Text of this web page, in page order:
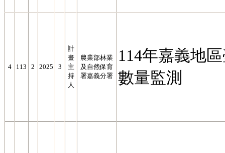
4 113 2 2025 3
計
畫
主
持
人
農業部林業
及自然保育
署嘉義分署
114年嘉義地
數量監測